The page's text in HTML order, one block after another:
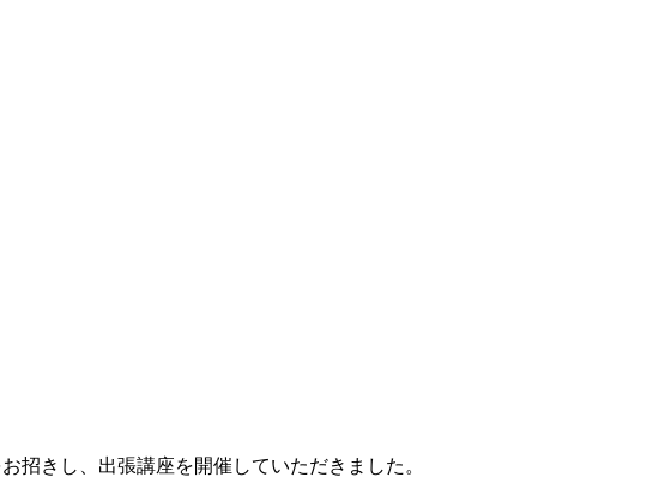
お招きし、出張講座を開催していただきました。